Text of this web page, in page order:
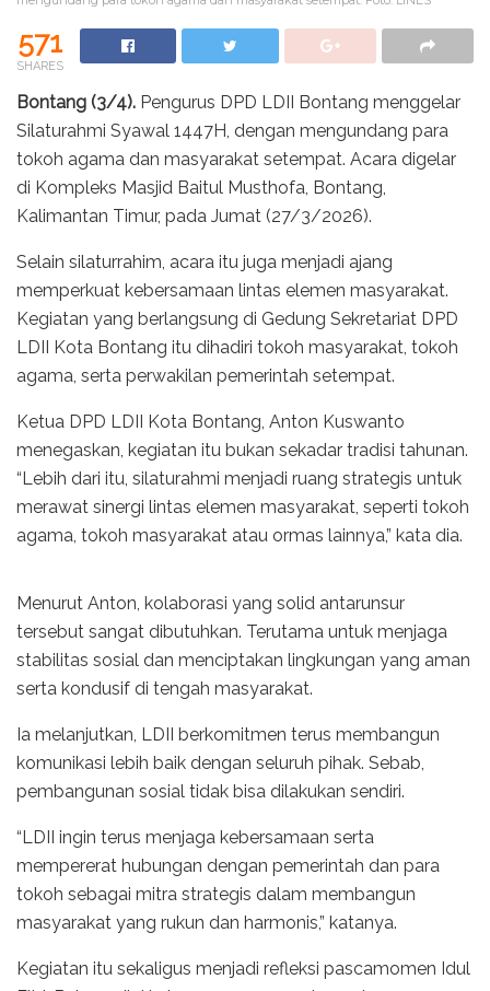
571
SHARES
Bontang (3/4). Pengurus DPD LDII Bontang menggelar
Silaturahmi Syawal 1447H, dengan mengundang para
tokoh agama dan masyarakat setempat. Acara digelar
di Kompleks Masjid Baitul Musthofa, Bontang,
Kalimantan Timur, pada Jumat (27/3/2026).
Selain silaturrahim, acara itu juga menjadi ajang
memperkuat kebersamaan lintas elemen masyarakat.
Kegiatan yang berlangsung di Gedung Sekretariat DPD
LDII Kota Bontang itu dihadiri tokoh masyarakat, tokoh
agama, serta perwakilan pemerintah setempat.
Ketua DPD LDII Kota Bontang, Anton Kuswanto
menegaskan, kegiatan itu bukan sekadar tradisi tahunan.
“Lebih dari itu, silaturahmi menjadi ruang strategis untuk
merawat sinergi lintas elemen masyarakat, seperti tokoh
agama, tokoh masyarakat atau ormas lainnya,” kata dia.
Menurut Anton, kolaborasi yang solid antarunsur
tersebut sangat dibutuhkan. Terutama untuk menjaga
stabilitas sosial dan menciptakan lingkungan yang aman
serta kondusif di tengah masyarakat.
Ia melanjutkan, LDII berkomitmen terus membangun
komunikasi lebih baik dengan seluruh pihak. Sebab,
pembangunan sosial tidak bisa dilakukan sendiri.
“LDII ingin terus menjaga kebersamaan serta
mempererat hubungan dengan pemerintah dan para
tokoh sebagai mitra strategis dalam membangun
masyarakat yang rukun dan harmonis,” katanya.
Kegiatan itu sekaligus menjadi refleksi pascamomen Idul